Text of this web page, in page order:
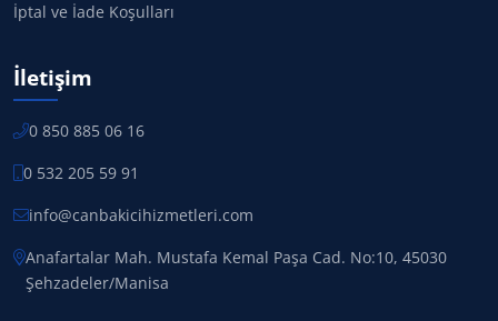
İptal ve İade Koşulları
İletişim
0 850 885 06 16
0 532 205 59 91
info@canbakicihizmetleri.com
Anafartalar Mah. Mustafa Kemal Paşa Cad. No:10, 45030
Şehzadeler/Manisa